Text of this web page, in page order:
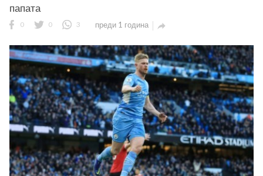
папата
0 0 3 преди 1 година 